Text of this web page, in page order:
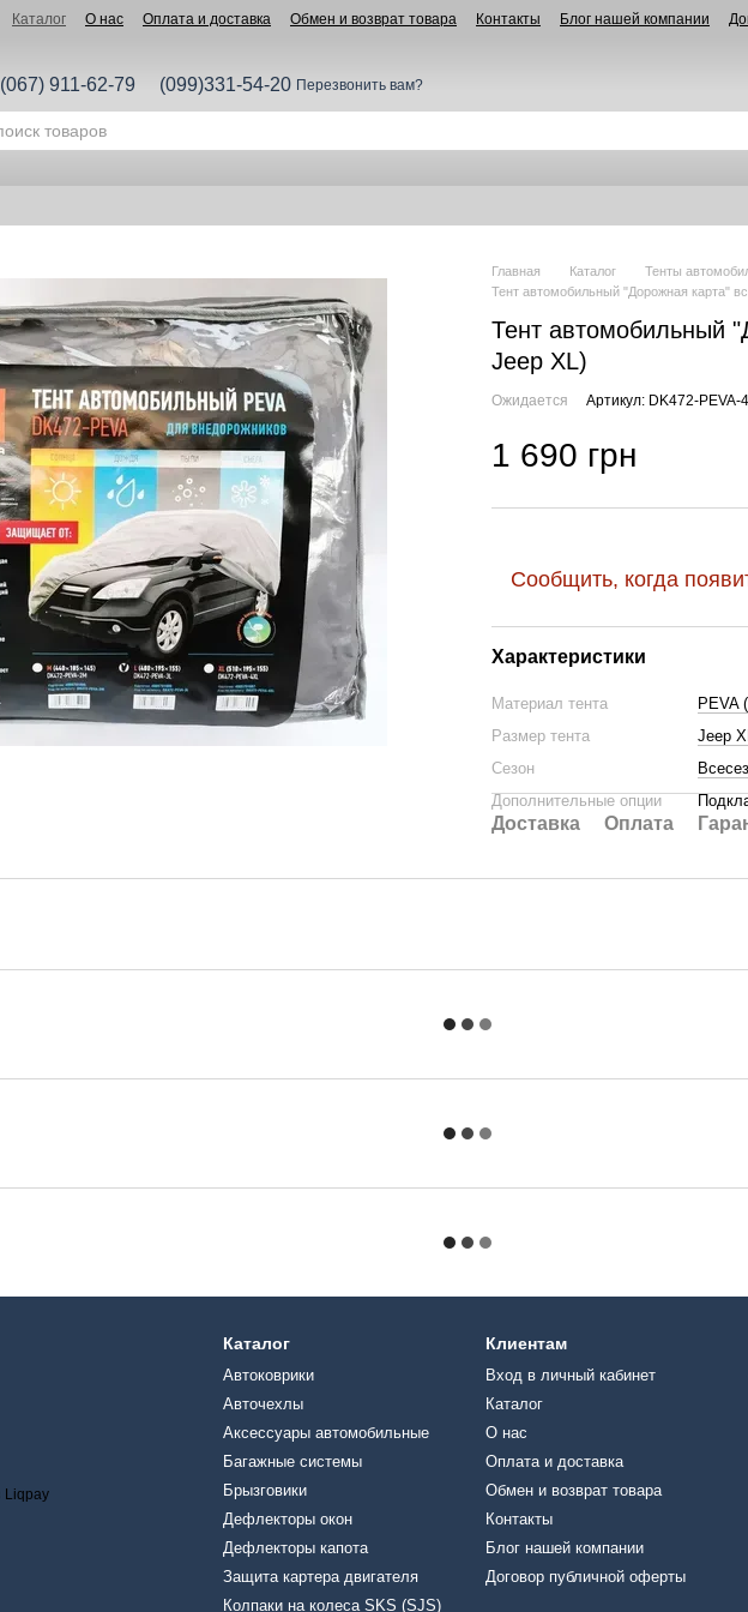
Каталог О нас Оплата и доставка Обмен и возврат товара Контакты Блог нашей компании
(067) 911-62-79 (099)331-54-20 Перезвонить вам?
Главная Каталог
Тенты
Тент автомобильный "Дорожная карта"
Тент автомобильный
Jeep XL)
Ожидается Артикул: DK472-PEVA-
1 690 грн
Сообщить, когда
Характеристики
Материал тента
PEVA
Размер тента
Jeep
Сезон
Дополнительные опции
Доставка Оплата
Каталог
Автоковрики
Авточехлы
Аксессуары автомобильные
Багажные системы
Брызговики
Дефлекторы окон
Дефлекторы капота
Защита картера двигателя
Колпаки на колеса SKS (SJS)
Клиентам
Вход в личный кабинет
Каталог
О нас
Оплата и доставка
Обмен и возврат товара
Контакты
Блог нашей компании
Договор публичной оферты